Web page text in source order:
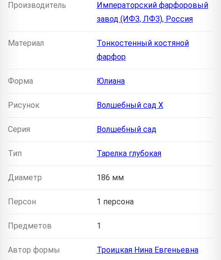
Производитель
Императорский фарфоровый
завод (ИФЗ, ЛФЗ), Россия
Материал
Тонкостенный костяной
фарфор
Форма Юлиана
Рисунок Волшебный сад X
Серия Волшебный сад
Тип Тарелка глубокая
Диаметр 186 мм
Персон 1 персона
Предметов 1
Автор формы Троицкая Нина Евгеньевна